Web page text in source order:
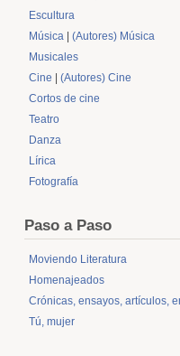
Escultura
Música
(Autores) Música
Musicales
Cine
(Autores) Cine
Cortos de cine
Teatro
Danza
Lírica
Fotografía
Paso a Paso
Moviendo Literatura
Homenajeados
Crónicas, ensayos, artículos,
Tú, mujer